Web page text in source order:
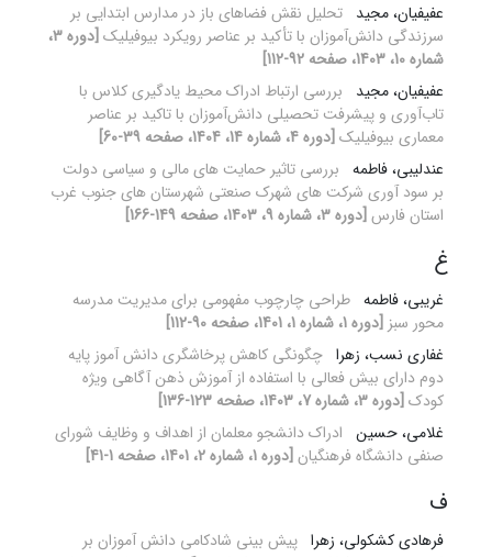
عفیفیان، مجید تحلیل نقش فضاهای باز در مدارس ابتدایی بر
سرزندگی دانش‌آموزان با تأکید بر عناصر رویکرد بیوفیلیک
[دوره 3،
شماره 10، 1403، صفحه 92-112]
عفیفیان، مجید
بررسی ارتباط ادراک محیط یادگیری کلاس با
تاب‌آوری و پیشرفت تحصیلی دانش‌آموزان با تاکید بر عناصر
معماری بیوفیلیک [دوره 4، شماره 14، 1404، صفحه 39-60]
عندلیبی، فاطمه بررسی تاثیر حمایت های مالی و سیاسی دولت
بر سود آوری شرکت های شهرک صنعتی شهرستان های جنوب غرب
استان فارس [دوره 3، شماره 9، 1403، صفحه 149-166]
غ
غریبی، فاطمه طراحی چارچوب مفهومی برای مدیریت مدرسه
محور سبز [دوره 1، شماره 1، 1401، صفحه 90-112]
غفاری نسب، زهرا چگونگی کاهش پرخاشگری دانش ‏آموز پایه
دوم دارای بیش ‏فعالی با استفاده از آموزش ذهن‏ آگاهی ویژه
کودک [دوره 3، شماره 7، 1403، صفحه 123-136]
غلامی، حسین ادراک دانشجو معلمان از اهداف و وظایف شورای
صنفی دانشگاه فرهنگیان [دوره 1، شماره 2، 1401، صفحه 1-41]
ف
فرهادی کشکولی، زهرا پیش بینی شادکامی دانش آموزان بر